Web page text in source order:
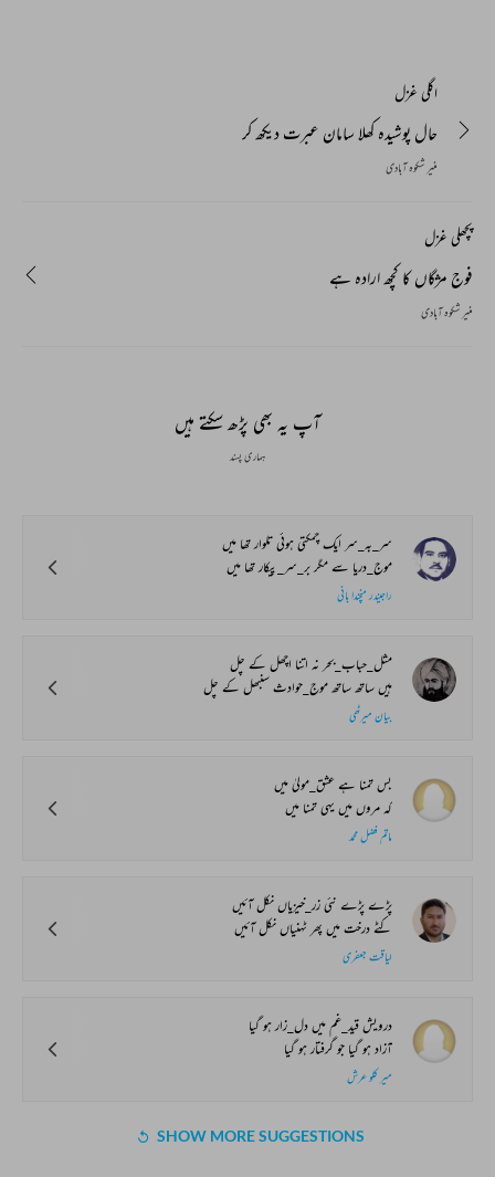
اگلی غزل
حال پوشیدہ کھلا سامان عبرت دیکھ کر
منیر شکوہ آبادی
پچھلی غزل
فوج مژگاں کا کچھ ارادہ ہے
منیر شکوہ آبادی
آپ یہ بھی پڑھ سکتے ہیں
ہماری پسند
سر_بہ_سر ایک چمکتی ہوئی تلوار تھا میں
موج_دریا سے مگر بر_سر_پیکار تھا میں
راجیندر منچندا بانی
مثل_حباب_بحر نہ اتنا اچھل کے چل
ہیں ساتھ ساتھ موج_حوادث سنبھل کے چل
بیان میرٹھی
بس تمنا ہے عشق‌_مولیٰ میں
کہ مروں میں یہی تمنا میں
ماتم فضل محمد
پڑے پڑے نئی زر_خیزیاں نکل آئیں
کٹے درخت میں پھر ٹہنیاں نکل آئیں
لیاقت جعفری
درویش قید_غم میں دل_زار ہو گیا
آزاد ہو گیا جو گرفتار ہو گیا
میر کلو عرش
SHOW MORE SUGGESTIONS